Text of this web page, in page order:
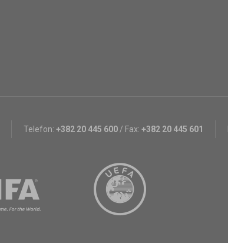
Telefon: +382 20 445 600 / Fax: +382 20 445 601